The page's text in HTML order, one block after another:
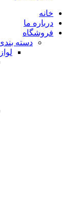
خانه
درباره ما
فروشگاه
دسته